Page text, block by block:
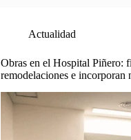
Actualidad
Obras en el Hospital Piñero:
remodelaciones e incorporan